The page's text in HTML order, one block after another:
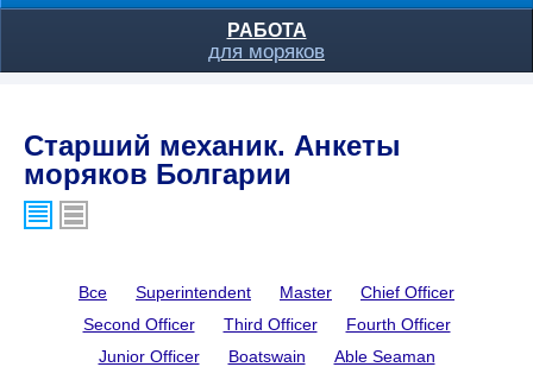
РАБОТА
для моряков
Старший механик. Анкеты
моряков Болгарии
Все Superintendent Master
Chief Officer
Second Officer
Third Officer
Fourth Officer
Junior Officer
Boatswain
Able Seaman